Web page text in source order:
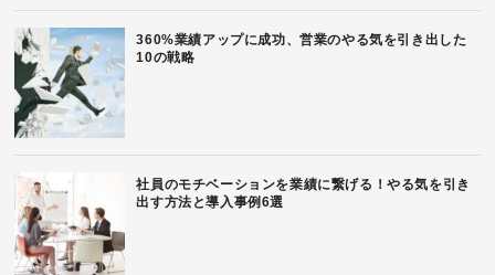
360%業績アップに成功、営業のやる気を引き出した
10の戦略
社員のモチベーションを業績に繋げる！やる気を引き
出す方法と導入事例6選